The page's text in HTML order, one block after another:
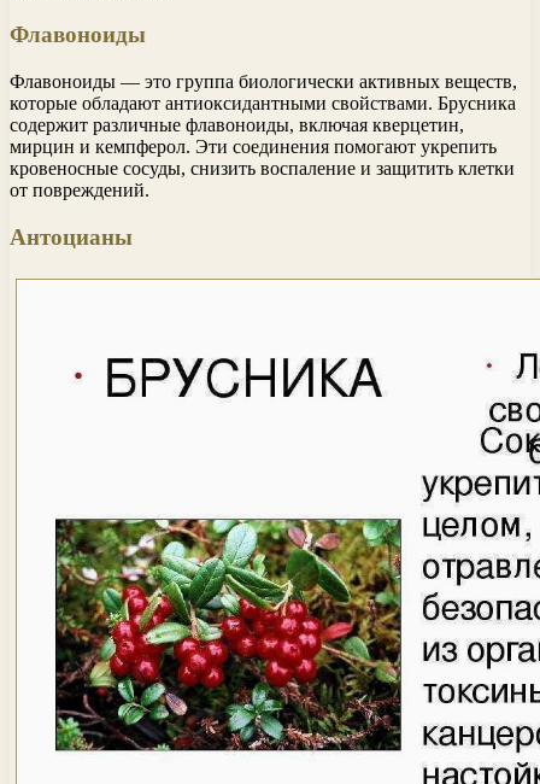
Флавоноиды
Флавоноиды — это группа биологически активных веществ,
которые обладают антиоксидантными свойствами. Брусника
содержит различные флавоноиды, включая кверцетин,
мирцин и кемпферол. Эти соединения помогают укрепить
кровеносные сосуды, снизить воспаление и защитить клетки
от повреждений.
Антоцианы